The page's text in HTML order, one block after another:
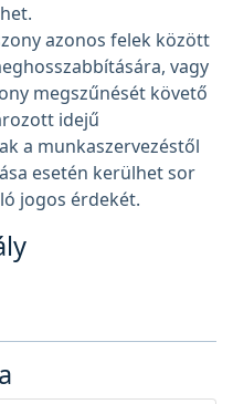
azonos felek között
vagy
megszűnését követő
idejű
a munkaszervezéstől
esetén kerülhet sor
jogos érdekét.